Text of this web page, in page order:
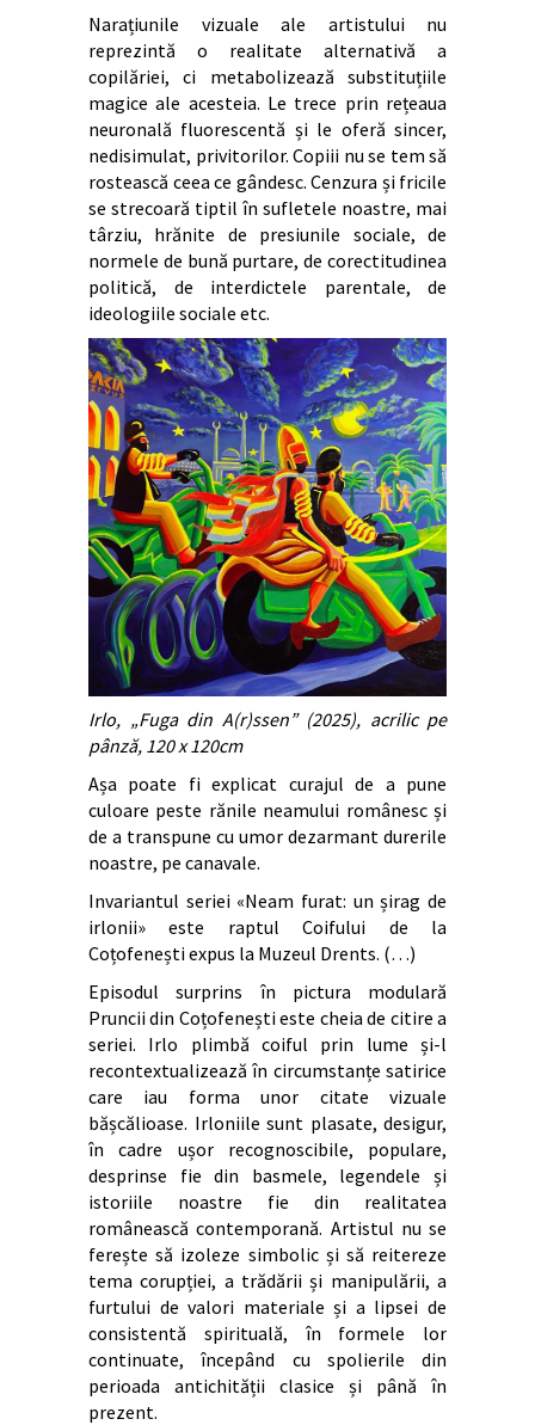
Narațiunile vizuale ale artistului nu
reprezintă o realitate alternativă a
copilăriei, ci metabolizează substituțiile
magice ale acesteia. Le trece prin rețeaua
neuronală fluorescentă și le oferă sincer,
nedisimulat, privitorilor. Copiii nu se tem să
rostească ceea ce gândesc. Cenzura și fricile
se strecoară tiptil în sufletele noastre, mai
târziu, hrănite de presiunile sociale, de
normele de bună purtare, de corectitudinea
politică, de interdictele parentale, de
ideologiile sociale etc.
Irlo, „Fuga din A(r)ssen” (2025), acrilic pe
pânză, 120 x 120cm
Așa poate fi explicat curajul de a pune
culoare peste rănile neamului românesc și
de a transpune cu umor dezarmant durerile
noastre, pe canavale.
Invariantul seriei «Neam furat: un șirag de
irlonii» este raptul Coifului de la
Coțofenești expus la Muzeul Drents. (…)
Episodul surprins în pictura modulară
Pruncii din Coțofenești este cheia de citire a
seriei. Irlo plimbă coiful prin lume și-l
recontextualizează în circumstanțe satirice
care iau forma unor citate vizuale
bășcălioase. Irloniile sunt plasate, desigur,
în cadre ușor recognoscibile, populare,
desprinse fie din basmele, legendele și
istoriile noastre fie din realitatea
românească contemporană. Artistul nu se
ferește să izoleze simbolic și să reitereze
tema corupției, a trădării și manipulării, a
furtului de valori materiale și a lipsei de
consistentă spirituală, în formele lor
continuate, începând cu spolierile din
perioada antichității clasice și până în
prezent.